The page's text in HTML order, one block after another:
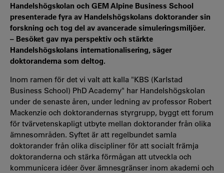
Handelshögskolan och GEM Alpine Business School
presenterade fyra av Handelshögskolans doktorander sin
forskning och tog del av avancerade simuleringsmiljöer.
– Besöket gav nya perspektiv och stärkte
Handelshögskolans internationalisering, säger
doktoranderna som deltog.
Inom ramen för det vi valt att kalla "KBS (Karlstad
Business School) PhD Academy" har Handelshögskolan
under de senaste åren, under ledning av professor Robert
Mackenzie och doktorandernas styrgrupp, byggt ett forum
för tvärvetenskapligt utbyte mellan doktorander från olika
ämnesområden. Syftet är att regelbundet samla
doktorander från olika discipliner för att socialt främja
doktoranderna och stärka förmågan att utveckla och
kommunicera idéer över ämnesgränser inom akademi och